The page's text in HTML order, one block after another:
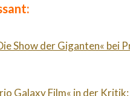
Show der Giganten« bei
Galaxy Film« in der